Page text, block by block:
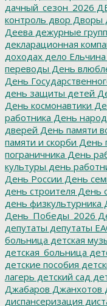
дачный_сезон_2026
контроль двор Дворы
Деева дежурные
декларационная
доходах дело Ельчина
переводы День
День
день защиты детей
День космонавтики
работника День
дверей День памяти
памяти и скорби День
пограничника День
культуры день
День России День
день строителя День
день физкультурника
День_Победы_2026
депутаты депутаты
больница детская
детская_больница
детские пособия
лагерь детский сад
Джабаров Джанхотов
диспансеризация